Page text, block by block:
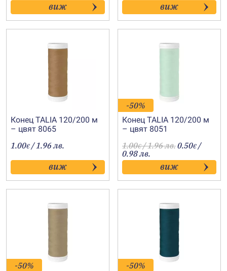
виж виж
Конец TALIA 120/200 м
– цвят 8065
1.00€ / 1.96 лв.
виж
-50%
Конец TALIA 120/200 м
– цвят 8051
1.00€/ 1.96 лв.0.50€ /
0.98 лв.
виж
-50% -50%